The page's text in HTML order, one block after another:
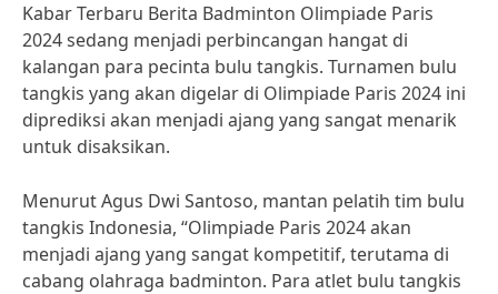
Kabar Terbaru Berita Badminton Olimpiade Paris
2024 sedang menjadi perbincangan hangat di
kalangan para pecinta bulu tangkis. Turnamen bulu
tangkis yang akan digelar di Olimpiade Paris 2024 ini
diprediksi akan menjadi ajang yang sangat menarik
untuk disaksikan.
Menurut Agus Dwi Santoso, mantan pelatih tim bulu
tangkis Indonesia, “Olimpiade Paris 2024 akan
menjadi ajang yang sangat kompetitif, terutama di
cabang olahraga badminton. Para atlet bulu tangkis